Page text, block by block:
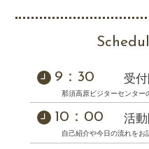
9：30 受
那須高原ビジターセンター
10：00 活
自己紹介や今日の流れをお